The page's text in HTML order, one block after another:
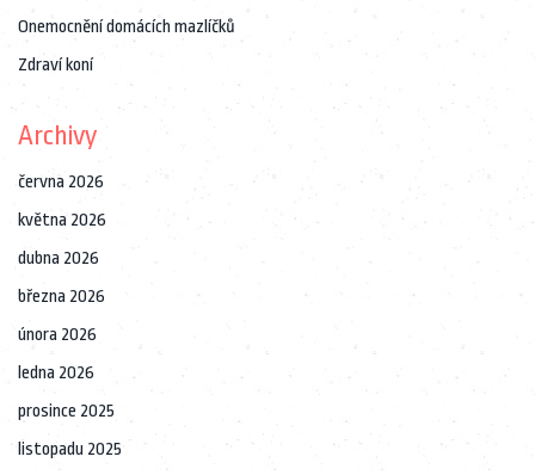
Onemocnění domácích mazlíčků
Zdraví koní
Archivy
června 2026
května 2026
dubna 2026
března 2026
února 2026
ledna 2026
prosince 2025
listopadu 2025